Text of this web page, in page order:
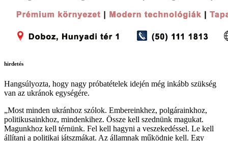
hirdetés
Hangsúlyozta, hogy nagy próbatételek idején még inkább szükség
van az ukránok egységére.
„Most minden ukránhoz szólok. Embereinkhez, polgárainkhoz,
politikusainkhoz, mindenkihez. Össze kell szednünk magukat.
Magunkhoz kell térnünk. Fel kell hagyni a veszekedéssel. Le kell
állítani a politikai játszmákat. Az államnak működnie kell. Egy